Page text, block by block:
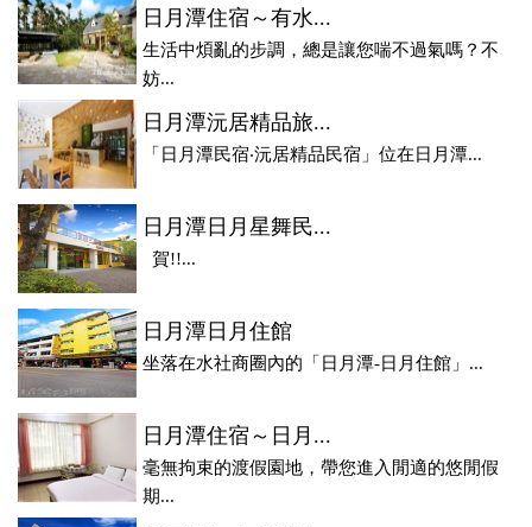
日月潭住宿～有水...
生活中煩亂的步調，總是讓您喘不過氣嗎？不
妨...
日月潭沅居精品旅...
「日月潭民宿‧沅居精品民宿」位在日月潭...
日月潭日月星舞民...
賀!!...
日月潭日月住館
坐落在水社商圈內的「日月潭-日月住館」...
日月潭住宿～日月...
毫無拘束的渡假園地，帶您進入閒適的悠閒假
期...